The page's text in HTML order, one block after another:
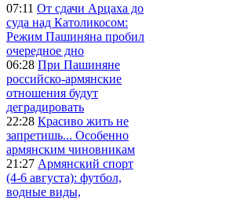
07:11 От сдачи Арцаха до
суда над Католикосом:
Режим Пашиняна пробил
очередное дно
06:28 При Пашиняне
российско-армянские
отношения будут
деградировать
22:28 Красиво жить не
запретишь... Особенно
армянским чиновникам
21:27 Армянский спорт
(4-6 августа): футбол,
водные виды,